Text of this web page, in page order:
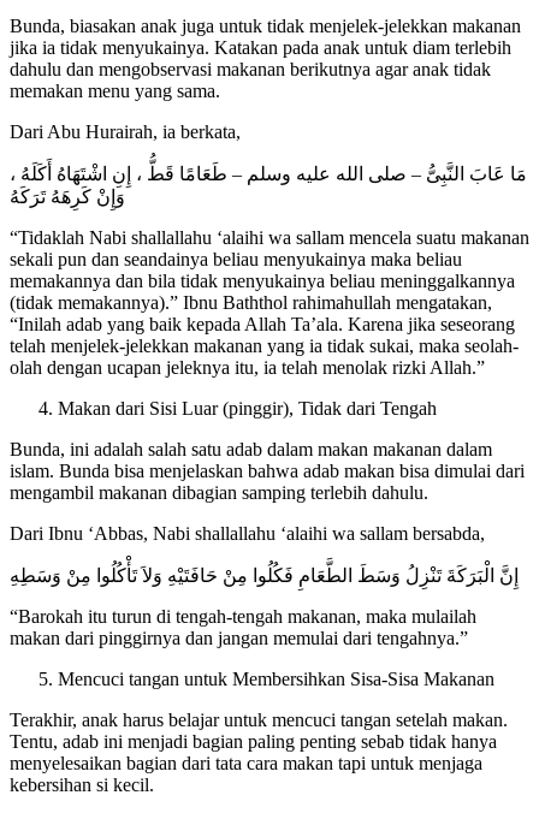
Bunda, biasakan anak juga untuk tidak menjelek-jelekkan makanan
jika ia tidak menyukainya. Katakan pada anak untuk diam terlebih
dahulu dan mengobservasi makanan berikutnya agar anak tidak
memakan menu yang sama.
Dari Abu Hurairah, ia berkata,
مَا عَابَ النَّبِىُّ – صلى الله عليه وسلم – طَعَامًا قَطُّ ، إِنِ اشْتَهَاهُ أَكَلَهُ ،
وَإِنْ كَرِهَهُ تَرَكَهُ
“Tidaklah Nabi shallallahu ‘alaihi wa sallam mencela suatu makanan
sekali pun dan seandainya beliau menyukainya maka beliau
memakannya dan bila tidak menyukainya beliau meninggalkannya
(tidak memakannya).” Ibnu Baththol rahimahullah mengatakan,
“Inilah adab yang baik kepada Allah Ta’ala. Karena jika seseorang
telah menjelek-jelekkan makanan yang ia tidak sukai, maka seolah-
olah dengan ucapan jeleknya itu, ia telah menolak rizki Allah.”
Makan dari Sisi Luar (pinggir), Tidak dari Tengah
Bunda, ini adalah salah satu adab dalam makan makanan dalam
islam. Bunda bisa menjelaskan bahwa adab makan bisa dimulai dari
mengambil makanan dibagian samping terlebih dahulu.
Dari Ibnu ‘Abbas, Nabi shallallahu ‘alaihi wa sallam bersabda,
إِنَّ الْبَرَكَةَ تَنْزِلُ وَسَطَ الطَّعَامِ فَكُلُوا مِنْ حَافَتَيْهِ وَلاَ تَأْكُلُوا مِنْ وَسَطِهِ
“Barokah itu turun di tengah-tengah makanan, maka mulailah
makan dari pinggirnya dan jangan memulai dari tengahnya.”
Mencuci tangan untuk Membersihkan Sisa-Sisa Makanan
Terakhir, anak harus belajar untuk mencuci tangan setelah makan.
Tentu, adab ini menjadi bagian paling penting sebab tidak hanya
menyelesaikan bagian dari tata cara makan tapi untuk menjaga
kebersihan si kecil.